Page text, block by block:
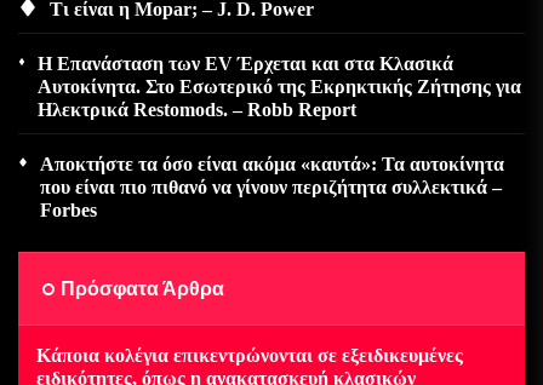
Τι είναι η Mopar; – J. D. Power
Η Επανάσταση των EV Έρχεται και στα Κλασικά
Αυτοκίνητα. Στο Εσωτερικό της Εκρηκτικής Ζήτησης για
Ηλεκτρικά Restomods. – Robb Report
Αποκτήστε τα όσο είναι ακόμα «καυτά»: Τα αυτοκίνητα
που είναι πιο πιθανό να γίνουν περιζήτητα συλλεκτικά –
Forbes
Πρόσφατα Άρθρα
Κάποια κολέγια επικεντρώνονται σε εξειδικευμένες
ειδικότητες, όπως η ανακατασκευή κλασικών